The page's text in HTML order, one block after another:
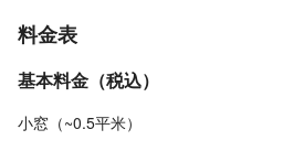
料金表
基本料金（税込）
小窓（~0.5平米）